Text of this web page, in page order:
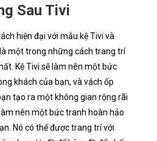
Sau Tivi
hiện đại với mẫu kệ Tivi và
một trong những cách trang trí
Kệ Tivi sẽ làm nên một bức
khách của bạn, và vách ốp
tạo ra một không gian rộng rãi
nên một bức tranh hoàn hảo
Nó có thể được trang trí với